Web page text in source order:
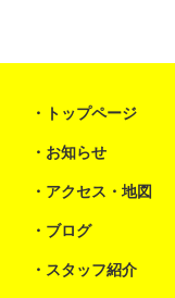
トップページ
お知らせ
アクセス・地図
ブログ
スタッフ紹介